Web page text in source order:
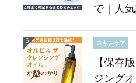
で｜人
スキンケア
【保存
ジング